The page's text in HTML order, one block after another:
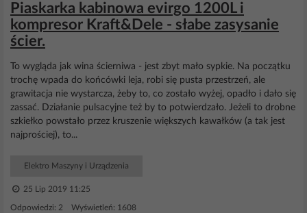
Piaskarka kabinowa evirgo 1200L i
kompresor Kraft&Dele - słabe zasysanie
ścier.
To wygląda jak wina ścierniwa - jest zbyt mało sypkie. Na początku
trochę wpada do końcówki leja, robi się pusta przestrzeń, ale
grawitacja nie wystarcza, żeby to, co zostało wyżej, opadło i dało się
zassać. Działanie pulsacyjne też by to potwierdzało. Jeżeli to drobne
szkiełko powstało przez kruszenie większych kawałków (a tak jest
najprościej), to...
Elektro Maszyny i Urządzenia
25 Lip 2019 11:25
Odpowiedzi: 2 Wyświetleń: 1608